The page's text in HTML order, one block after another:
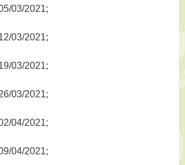
03/2021;
03/2021;
03/2021;
03/2021;
04/2021;
04/2021;